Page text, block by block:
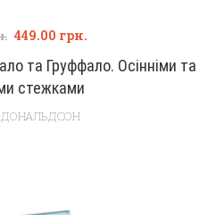
та Груффало. Осінніми та
стежками
449.00 грн.